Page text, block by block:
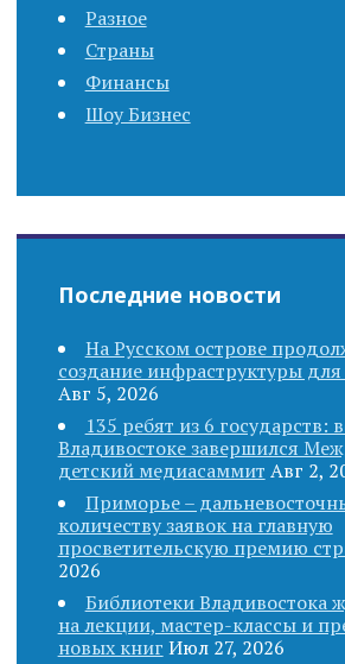
t
i
Разное
Страны
Финансы
Шоу Бизнес
Последние новости
На Русском острове
создание инфраструктуры
Авг 5, 2026
135 ребят из 6 государств:
Владивостоке завершился
детский медиасаммит Авг 2,
Приморье –
количеству заявок на главную
просветительскую премию
2026
Библиотеки Владивостока
на лекции, мастер-классы и
новых книг Июл 27, 2026